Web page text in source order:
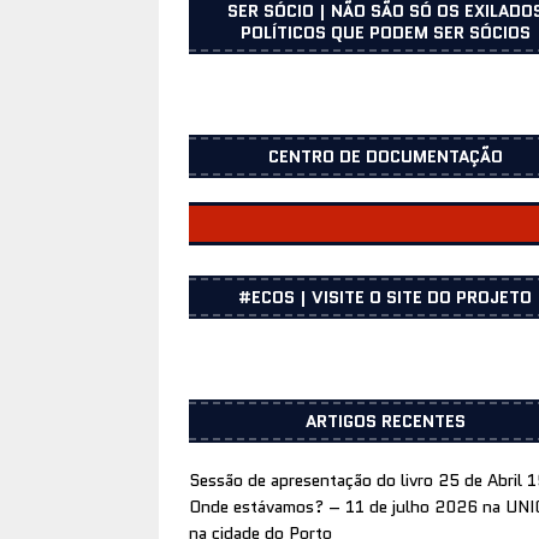
SER SÓCIO | NÃO SÃO SÓ OS
POLÍTICOS QUE PODEM SER SÓCIOS
CENTRO DE DOCUMENTAÇÃO
CENTRO DOCUMENTAÇÃO
#ECOS | VISITE O SITE DO PROJETO
ARTIGOS RECENTES
Sessão de apresentação do livro 25 de Abril
Onde estávamos? – 11 de julho 2026 na
na cidade do Porto